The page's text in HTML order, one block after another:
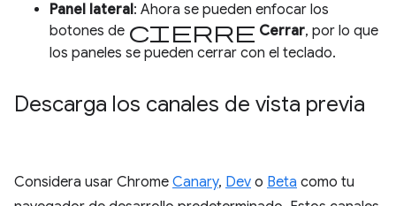
Panel lateral: Ahora se pueden enfocar los
botones de cierre Cerrar, por lo que
los paneles se pueden cerrar con el teclado.
Descarga los canales de vista previa
Considera usar Chrome Canary, Dev o Beta como tu